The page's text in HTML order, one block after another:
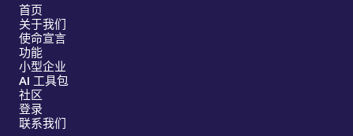
首页
关于我们
使命宣言
功能
小型企业
AI 工具包
社区
登录
联系我们